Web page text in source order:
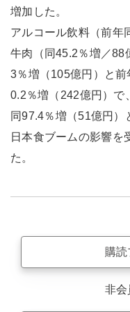
増加した。
アルコール飲料（前年
牛肉（同45.2％増／88
3％増（105億円）と
0.2％増（242億円）で
同97.4％増（51億円）
日本食ブームの影響を
た。
購読
非会